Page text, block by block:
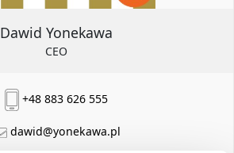
Dawid Yonekawa
CEO
+48 883 626 555
dawid@yonekawa.pl